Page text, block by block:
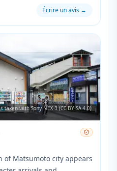
moments and group
Écrire un avis →
with Sony NEX-3 (CC BY-SA 4.0)
of Matsumoto city appears